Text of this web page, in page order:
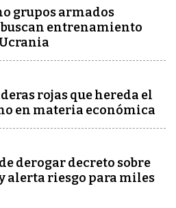
grupos armados
entrenamiento
rojas que hereda el
en materia económica
derogar decreto sobre
alerta riesgo para miles